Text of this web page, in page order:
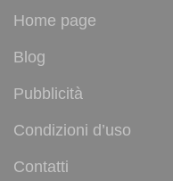
Home page
Blog
Pubblicità
Condizioni d’uso
Contatti